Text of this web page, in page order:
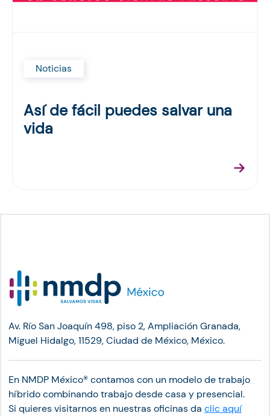
Noticias
Así de fácil puedes salvar una
vida
Av. Río San Joaquín 498, piso 2, Ampliación Granada,
Miguel Hidalgo, 11529, Ciudad de México, México.
En NMDP México®︎ contamos con un modelo de trabajo
híbrido combinando trabajo desde casa y presencial.
Si quieres visitarnos en nuestras oficinas da clic aquí